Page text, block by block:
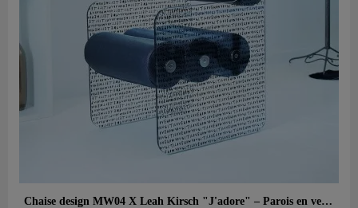
Aperçu rapide Chaise design MW04 X Leah Kirsch "J'adore" – Parois en verre, assise en mousse